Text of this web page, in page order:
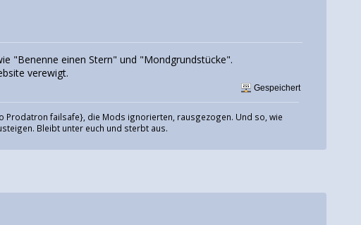
"Benenne einen Stern" und "Mondgrundstücke".
verewigt.
Gespeichert
Prodatron failsafe}, die Mods ignorierten, rausgezogen. Und so, wie
Bleibt unter euch und sterbt aus.